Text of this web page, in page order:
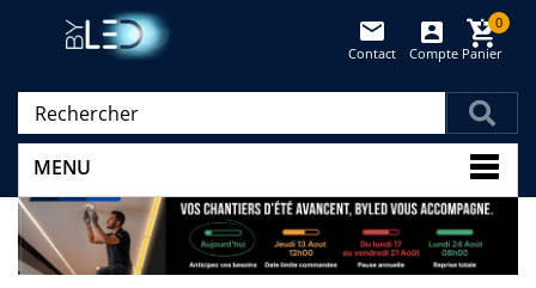
Panier
0
Compte
Contact
MENU